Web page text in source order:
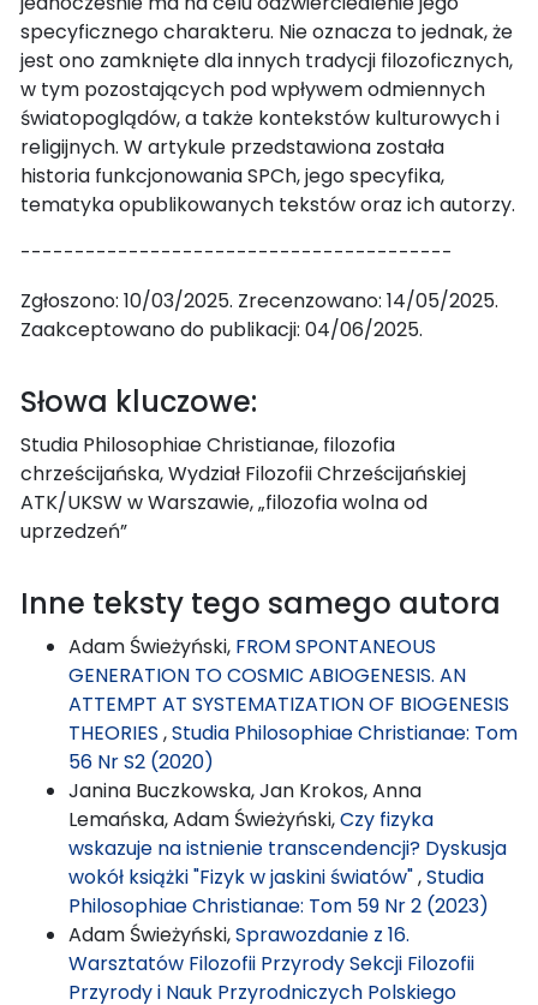
specyficznego charakteru. Nie oznacza to jednak, że
jest ono zamknięte dla innych tradycji filozoficznych,
w tym pozostających pod wpływem odmiennych
światopoglądów, a także kontekstów kulturowych i
religijnych. W artykule przedstawiona została
historia funkcjonowania SPCh, jego specyfika,
tematyka opublikowanych tekstów oraz ich autorzy.
----------------------------------------
Zgłoszono: 10/03/2025. Zrecenzowano: 14/05/2025.
Zaakceptowano do publikacji: 04/06/2025.
Słowa kluczowe:
Studia Philosophiae Christianae, filozofia
chrześcijańska, Wydział Filozofii Chrześcijańskiej
ATK/UKSW w Warszawie, „filozofia wolna od
uprzedzeń”
Inne teksty tego samego autora
Adam Świeżyński, FROM SPONTANEOUS
GENERATION TO COSMIC ABIOGENESIS. AN
ATTEMPT AT SYSTEMATIZATION OF BIOGENESIS
THEORIES ,Studia Philosophiae Christianae: Tom
56 Nr S2 (2020)
Janina Buczkowska, Jan Krokos, Anna
Lemańska, Adam Świeżyński,Czy fizyka
wskazuje na istnienie transcendencji? Dyskusja
wokół książki "Fizyk w jaskini światów",Studia
Philosophiae Christianae: Tom 59 Nr 2 (2023)
Adam Świeżyński,Sprawozdanie z 16.
Warsztatów Filozofii Przyrody Sekcji Filozofii
Przyrody i Nauk Przyrodniczych Polskiego